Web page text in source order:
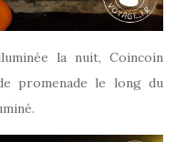
la nuit, Coincoin
promenade le long du